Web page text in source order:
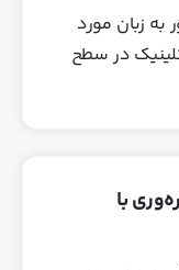
به زبان مورد
در سطح
با